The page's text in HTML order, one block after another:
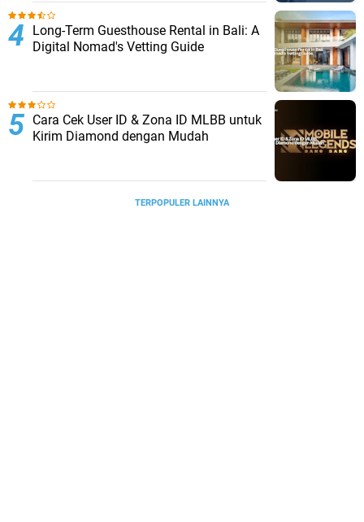
Long-Term Guesthouse Rental in Bali: A
Digital Nomad's Vetting Guide
Cara Cek User ID & Zona ID MLBB untuk
Kirim Diamond dengan Mudah
TERPOPULER LAINNYA